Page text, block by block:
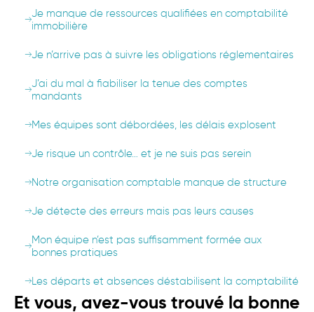
Je manque de ressources qualifiées en comptabilité
immobilière
Je n’arrive pas à suivre les obligations réglementaires
J’ai du mal à fiabiliser la tenue des comptes
mandants
Mes équipes sont débordées, les délais explosent
Je risque un contrôle… et je ne suis pas serein
Notre organisation comptable manque de structure
Je détecte des erreurs mais pas leurs causes
Mon équipe n’est pas suffisamment formée aux
bonnes pratiques
Les départs et absences déstabilisent la comptabilité
Et vous, avez-vous trouvé la bonne